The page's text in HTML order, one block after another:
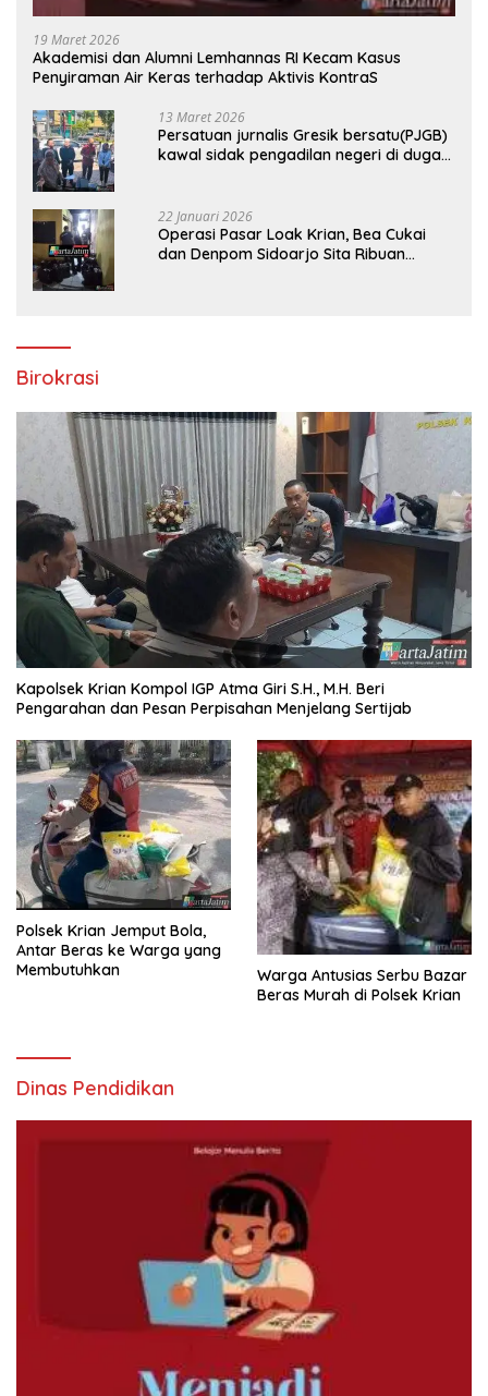
19 Maret 2026
Akademisi dan Alumni Lemhannas RI Kecam Kasus
Penyiraman Air Keras terhadap Aktivis KontraS
13 Maret 2026
Persatuan jurnalis Gresik bersatu(PJGB)
kawal sidak pengadilan negeri di duga
22 Januari 2026
Operasi Pasar Loak Krian, Bea Cukai
dan Denpom Sidoarjo Sita Ribuan
Birokrasi
Kapolsek Krian Kompol IGP Atma Giri S.H., M.H. Beri
Pengarahan dan Pesan Perpisahan Menjelang Sertijab
Polsek Krian Jemput Bola,
Antar Beras ke Warga yang
Membutuhkan
Warga Antusias Serbu Bazar
Beras Murah di Polsek Krian
Dinas Pendidikan